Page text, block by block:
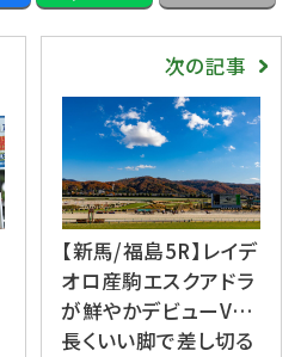
次の記事
【新馬/福島5R】レイデ
オロ産駒エスクアドラ
が鮮やかデビューV…
長くいい脚で差し切る